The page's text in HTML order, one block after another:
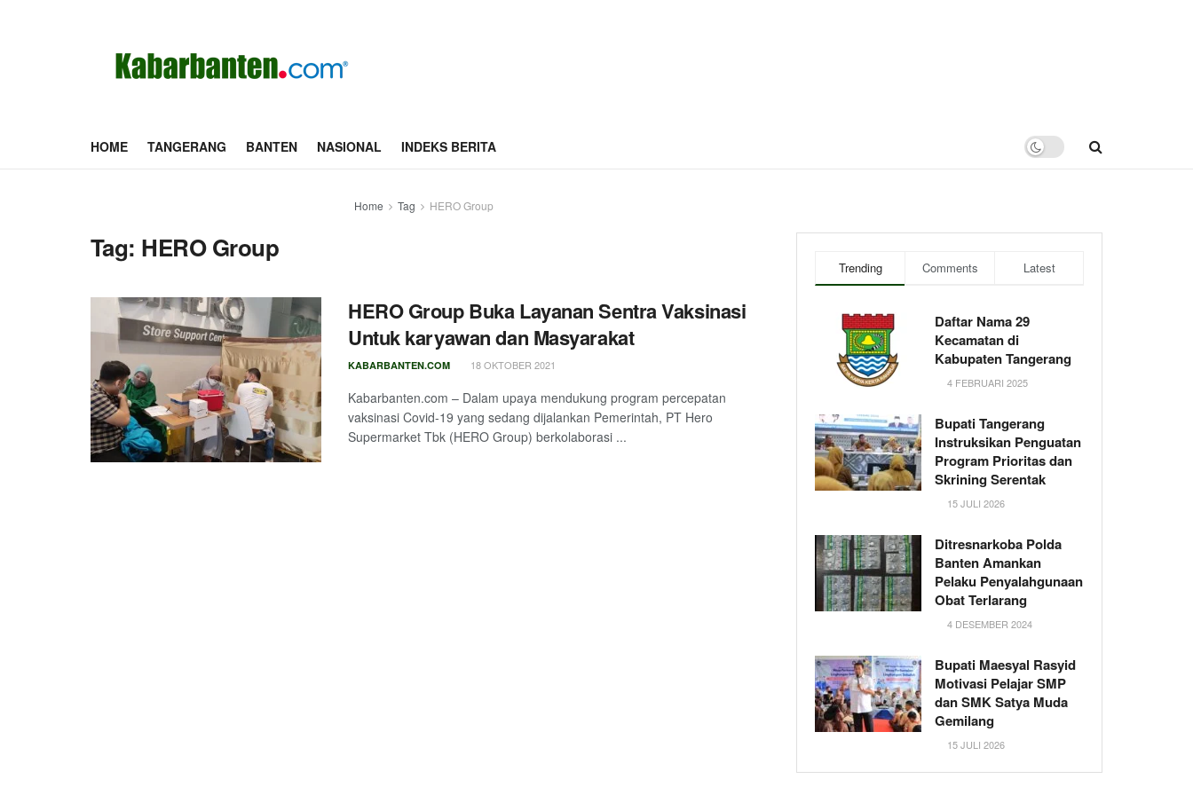
HOME TANGERANG BANTEN NASIONAL INDEKS BERITA
Home Tag HERO Group
Tag: HERO Group
HERO Group Buka Layanan Sentra Vaksinasi
Untuk karyawan dan Masyarakat
KABARBANTEN.COM 18 OKTOBER 2021
Kabarbanten.com – Dalam upaya mendukung program percepatan
vaksinasi Covid-19 yang sedang dijalankan Pemerintah, PT Hero
Supermarket Tbk (HERO Group) berkolaborasi ...
Trending Comments Latest
Daftar Nama 29
Kecamatan di
Kabupaten Tangerang
4 FEBRUARI 2025
Bupati Tangerang
Instruksikan Penguatan
Program Prioritas dan
Skrining Serentak
15 JULI 2026
Ditresnarkoba Polda
Banten Amankan
Pelaku Penyalahgunaan
Obat Terlarang
4 DESEMBER 2024
Bupati Maesyal Rasyid
Motivasi Pelajar SMP
dan SMK Satya Muda
Gemilang
15 JULI 2026